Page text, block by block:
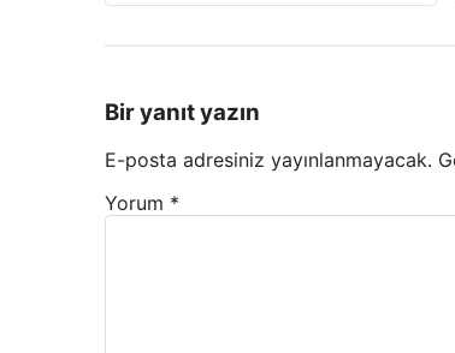
Bir yanıt yazın
E-posta adresiniz yayınlanmayacak.
Yorum *